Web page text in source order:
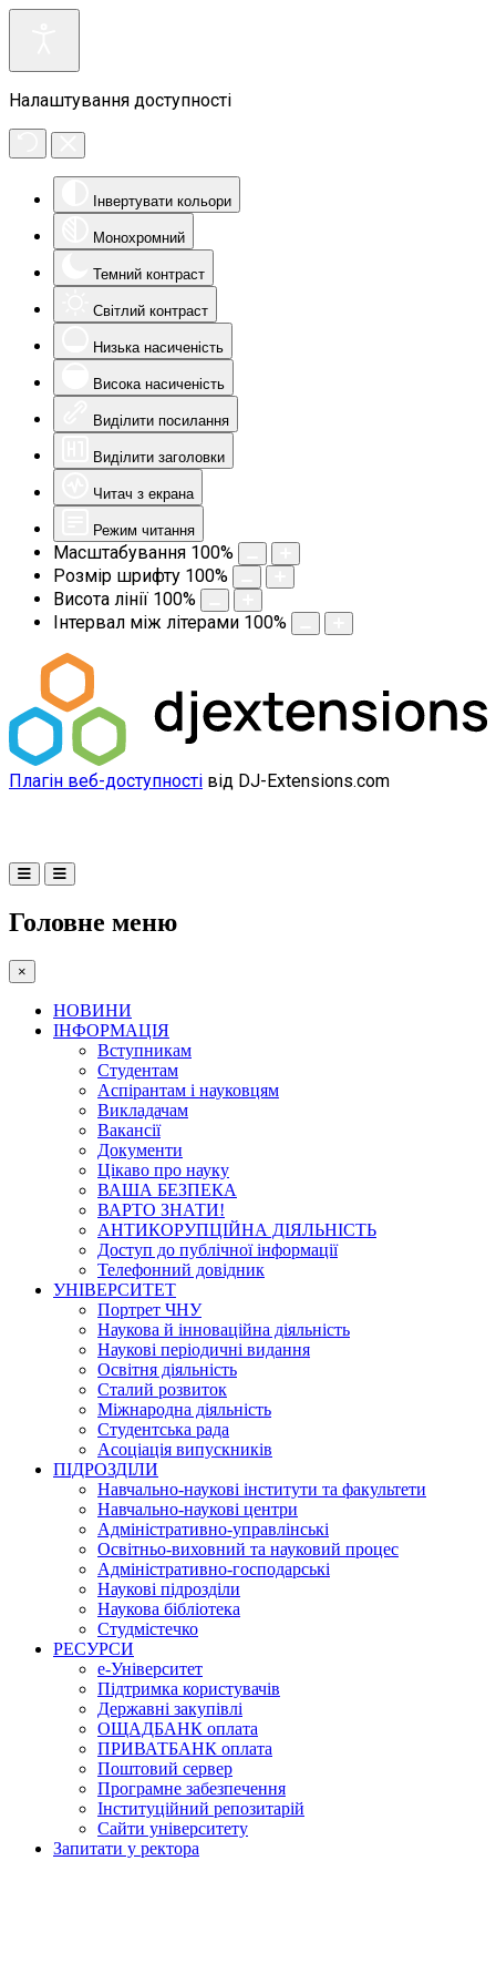
Налаштування доступності
Інвертувати кольори
Монохромний
Темний контраст
Світлий контраст
Низька насиченість
Висока насиченість
Виділити посилання
Виділити заголовки
Читач з екрана
Режим читання
Масштабування 100%
Розмір шрифту 100%
Висота лінії 100%
Інтервал між літерами 100%
Плагін веб-доступності від DJ-Extensions.com
Головне меню
×
НОВИНИ
ІНФОРМАЦІЯ
Вступникам
Студентам
Аспірантам і науковцям
Викладачам
Вакансії
Документи
Цікаво про науку
ВАША БЕЗПЕКА
ВАРТО ЗНАТИ!
АНТИКОРУПЦІЙНА ДІЯЛЬНІСТЬ
Доступ до публічної інформації
Телефонний довідник
УНІВЕРСИТЕТ
Портрет ЧНУ
Наукова й інноваційна діяльність
Наукові періодичні видання
Освітня діяльність
Сталий розвиток
Міжнародна діяльність
Студентська рада
Асоціація випускників
ПІДРОЗДІЛИ
Навчально-наукові інститути та факультети
Навчально-наукові центри
Адміністративно-управлінські
Освітньо-виховний та науковий процес
Адміністративно-господарські
Наукові підрозділи
Наукова бібліотека
Студмістечко
РЕСУРСИ
е-Університет
Підтримка користувачів
Державні закупівлі
ОЩАДБАНК оплата
ПРИВАТБАНК оплата
Поштовий сервер
Програмне забезпечення
Інституційний репозитарій
Сайти університету
Запитати у ректора